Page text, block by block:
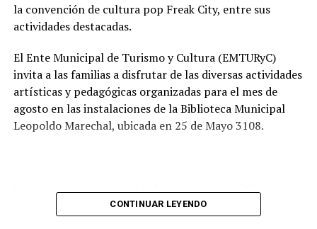
Comisión de Estudio de Ofertas y Adjudicación, que
tendrá a su cargo la evaluación de las propuestas
obra.
la convención de cultura pop Freak City, entre sus
actividades destacadas.
El Ente Municipal de Turismo y Cultura (EMTURyC)
invita a las familias a disfrutar de las diversas actividades
artísticas y pedagógicas organizadas para el mes de
agosto en las instalaciones de la Biblioteca Municipal
Leopoldo Marechal, ubicada en 25 de Mayo 3108.
Culturales”, a cargo del grupo Cul Mardel, que se podrá
CONTINUAR LEYENDO